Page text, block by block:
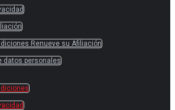
Renueve su Afiliación
datos personales